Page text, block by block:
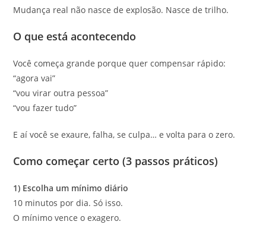
Mudança real não nasce de explosão. Nasce de trilho.
O que está acontecendo
Você começa grande porque quer compensar rápido:
“agora vai”
“vou virar outra pessoa”
“vou fazer tudo”
E aí você se exaure, falha, se culpa… e volta para o zero.
Como começar certo (3 passos práticos)
1) Escolha um mínimo diário
10 minutos por dia. Só isso.
O mínimo vence o exagero.